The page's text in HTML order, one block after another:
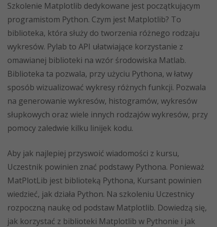
Szkolenie Matplotlib dedykowane jest początkującym
programistom Python. Czym jest Matplotlib? To
biblioteka, która służy do tworzenia różnego rodzaju
wykresów. Pylab to API ułatwiające korzystanie z
omawianej biblioteki na wzór środowiska Matlab.
Biblioteka ta pozwala, przy użyciu Pythona, w łatwy
sposób wizualizować wykresy różnych funkcji. Pozwala
na generowanie wykresów, histogramów, wykresów
słupkowych oraz wiele innych rodzajów wykresów, przy
pomocy zaledwie kilku linijek kodu.
Aby jak najlepiej przyswoić wiadomości z kursu,
Uczestnik powinien znać podstawy Pythona. Ponieważ
MatPlotLib jest biblioteką Pythona, Kursant powinien
wiedzieć, jak działa Python. Na szkoleniu Uczestnicy
rozpoczną naukę od podstaw Matplotlib. Dowiedzą się,
jak korzystać z biblioteki Matplotlib w Pythonie i jak